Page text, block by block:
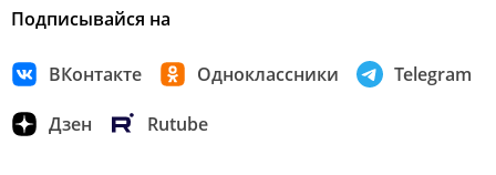
Подписывайся на
ВКонтакте Одноклассники Telegram
Дзен Rutube